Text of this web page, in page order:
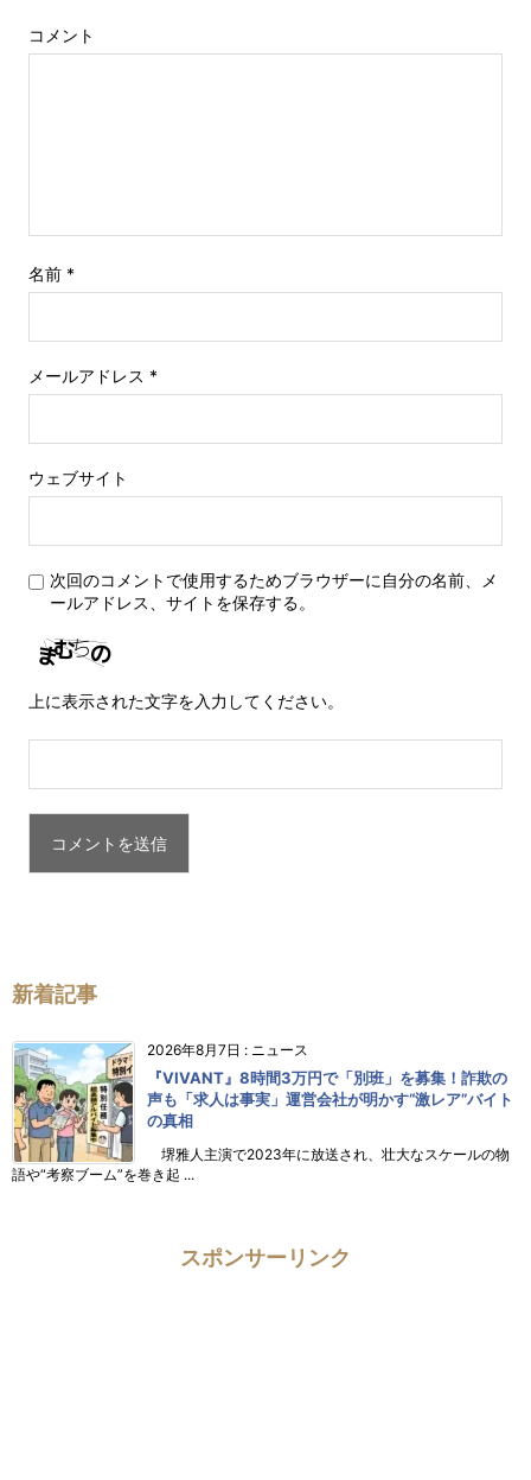
コメント
名前 *
メールアドレス *
ウェブサイト
次回のコメントで使用するためブラウザーに自分の名前、メ
ールアドレス、サイトを保存する。
上に表示された文字を入力してください。
新着記事
2026年8月7日 : ニュース
『VIVANT』8時間3万円で「別班」を募集！詐欺の
声も「求人は事実」運営会社が明かす“激レア”バイト
の真相
堺雅人主演で2023年に放送され、壮大なスケールの物
語や“考察ブーム”を巻き起 ...
スポンサーリンク